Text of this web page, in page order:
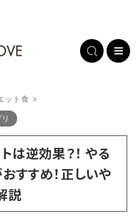
ット食 >
は逆効果？！ やる
すすめ！正しいや
説